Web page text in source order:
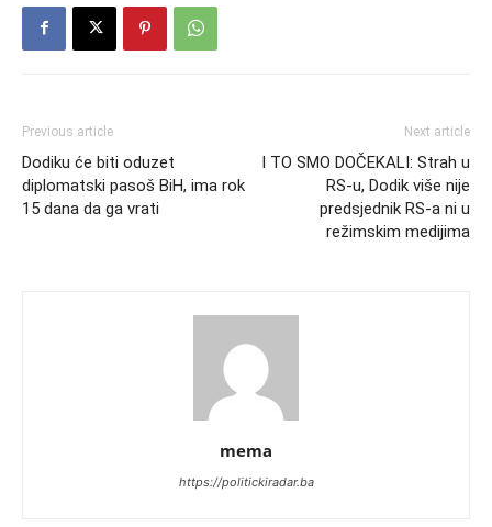
Previous article
Dodiku će biti oduzet
diplomatski pasoš BiH, ima rok
15 dana da ga vrati
Next article
I TO SMO DOČEKALI: Strah u
RS-u, Dodik više nije
predsjednik RS-a ni u
režimskim medijima
mema
https://politickiradar.ba